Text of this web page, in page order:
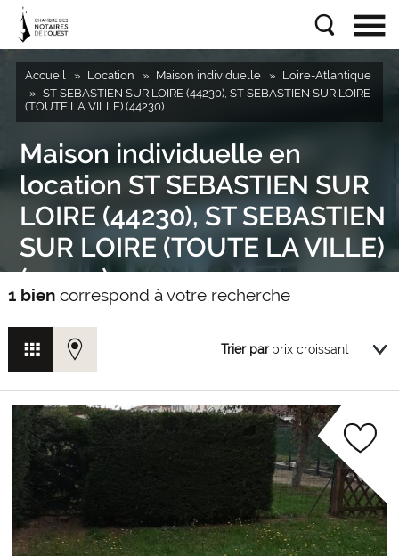
Accueil Location Maison individuelle
Loire-Atlantique
ST SEBASTIEN SUR LOIRE (44230), ST SEBASTIEN SUR LOIRE
(TOUTE LA VILLE) (44230)
Maison individuelle en
location ST SEBASTIEN SUR
LOIRE (44230), ST SEBASTIEN
SUR LOIRE (TOUTE LA VILLE)
(44230)
1 biencorrespond à votre recherche
Trier par